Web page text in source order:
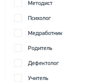
Методист
Психолог
Медработник
Родитель
Дефектолог
Учитель